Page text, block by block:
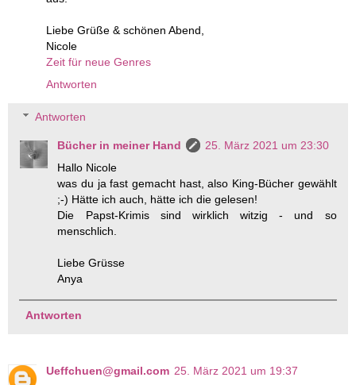
Liebe Grüße & schönen Abend,
Nicole
Zeit für neue Genres
Antworten
Antworten
Bücher in meiner Hand
25. März 2021 um 23:30
Hallo Nicole
was du ja fast gemacht hast, also King-Bücher gewählt
;-) Hätte ich auch, hätte ich die gelesen!
Die Papst-Krimis sind wirklich witzig - und so
menschlich.
Liebe Grüsse
Anya
Antworten
Ueffchuen@gmail.com 25. März 2021 um 19:37